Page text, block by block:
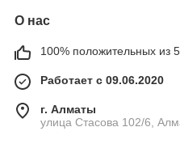
О нас
100% положительных из
Работает с 09.06.2020
г. Алматы
улица Стасова 102/6,